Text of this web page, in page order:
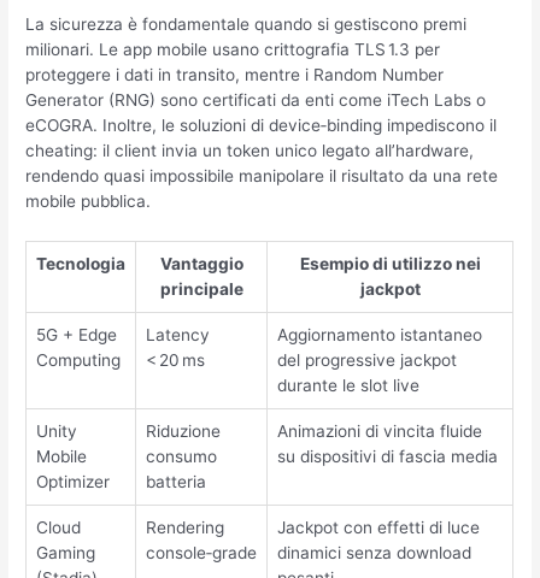
La sicurezza è fondamentale quando si gestiscono premi
milionari. Le app mobile usano crittografia TLS 1.3 per
proteggere i dati in transito, mentre i Random Number
Generator (RNG) sono certificati da enti come iTech Labs o
eCOGRA. Inoltre, le soluzioni di device‑binding impediscono il
cheating: il client invia un token unico legato all’hardware,
rendendo quasi impossibile manipolare il risultato da una rete
mobile pubblica.
Tecnologia
Vantaggio
principale
Esempio di utilizzo nei
jackpot
5G + Edge
Computing
Latency
< 20 ms
Aggiornamento istantaneo
del progressive jackpot
durante le slot live
Unity
Mobile
Optimizer
Riduzione
consumo
batteria
Animazioni di vincita fluide
su dispositivi di fascia media
Cloud
Gaming
Rendering
console‑grade
Jackpot con effetti di luce
dinamici senza download